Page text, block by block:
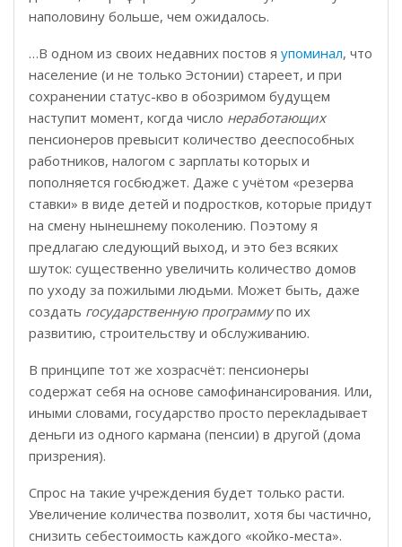
наполовину больше, чем ожидалось.
…В одном из своих недавних постов я упоминал, что
население (и не только Эстонии) стареет, и при
сохранении статус-кво в обозримом будущем
наступит момент, когда число неработающих
пенсионеров превысит количество дееспособных
работников, налогом с зарплаты которых и
пополняется госбюджет. Даже с учётом «резерва
ставки» в виде детей и подростков, которые придут
на смену нынешнему поколению. Поэтому я
предлагаю следующий выход, и это без всяких
шуток: существенно увеличить количество домов
по уходу за пожилыми людьми. Может быть, даже
создать государственную программупо их
развитию, строительству и обслуживанию.
В принципе тот же хозрасчёт: пенсионеры
содержат себя на основе самофинансирования. Или,
иными словами, государство просто перекладывает
деньги из одного кармана (пенсии) в другой (дома
призрения).
Спрос на такие учреждения будет только расти.
Увеличение количества позволит, хотя бы частично,
снизить себестоимость каждого «койко-места».